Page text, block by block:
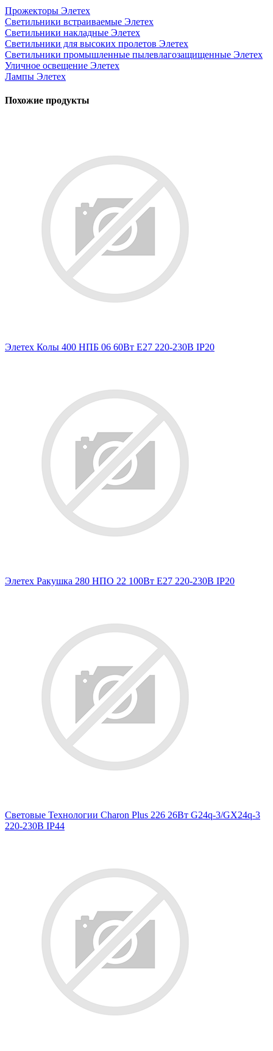
Прожекторы Элетех
Светильники встраиваемые Элетех
Светильники накладные Элетех
Светильники для высоких пролетов Элетех
Светильники промышленные пылевлагозащищенные Элетех
Уличное освещение Элетех
Лампы Элетех
Похожие продукты
Элетех Колы 400 НПБ 06 60Вт E27 220-230В IP20
Элетех Ракушка 280 НПО 22 100Вт E27 220-230В IP20
Световые Технологии Charon Plus 226 26Вт G24q-3/GX24q-3
220-230В IP44